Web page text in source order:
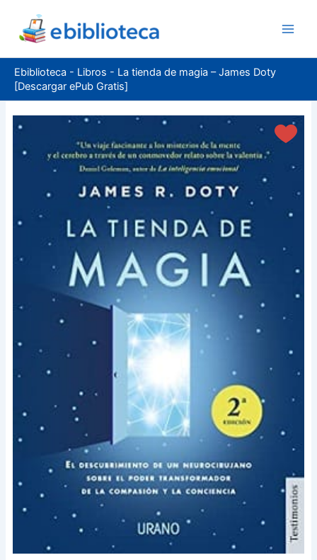
contenido
Ebiblioteca - Libros - La tienda de magia – James Doty
[Descargar ePub Gratis]